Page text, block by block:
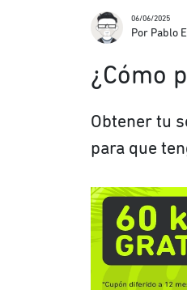
06/06/2025
Por Pablo
¿Cómo
Obtener tu
para que